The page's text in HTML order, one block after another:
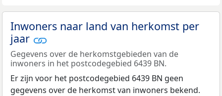
Inwoners naar land van herkomst per
jaar
Gegevens over de herkomstgebieden van de
inwoners in het postcodegebied 6439 BN.
Er zijn voor het postcodegebied 6439 BN geen
gegevens over de herkomst van inwoners bekend.